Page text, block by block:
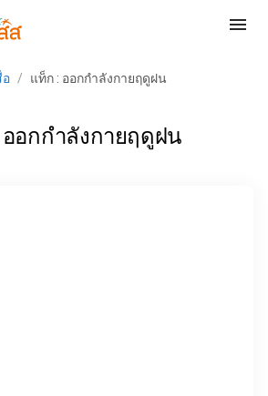
menu
/ แท็ก : ออกกำลังกายฤดูฝน
อกกำลังกายฤดูฝน